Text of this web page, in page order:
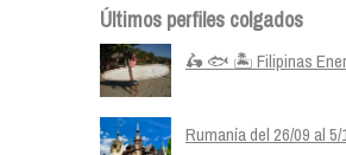
Últimos perfiles colgados
🛵 🐟 🏝️ Filipinas
Rumanía del 26/09 al 5/